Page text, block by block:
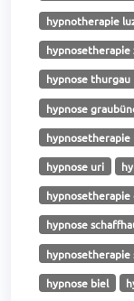
hypnotherapie
hypnosetherapie
hypnose thurgau
hypnose
hypnosetherapie
hypnose uri
hypnosetherapie
hypnose
hypnosetherapie
hypnose biel